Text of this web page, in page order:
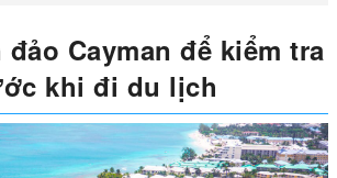
Cayman để kiểm tra
khi đi du lịch